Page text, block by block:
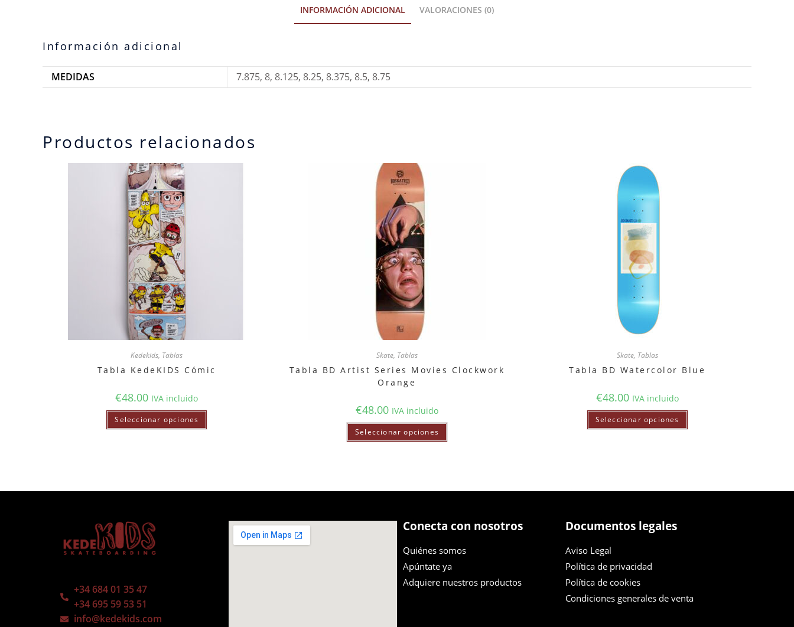
INFORMACIÓN ADICIONAL VALORACIONES (0)
Información adicional
MEDIDAS 7.875, 8, 8.125, 8.25, 8.375, 8.5, 8.75
Productos relacionados
Kedekids, Tablas
Tabla KedeKIDS Cómic
€48.00 IVA incluido
Seleccionar opciones
Skate, Tablas
Tabla BD Artist Series Movies Clockwork
Orange
€48.00 IVA incluido
Seleccionar opciones
Skate, Tablas
Tabla BD Watercolor Blue
€48.00 IVA incluido
Seleccionar opciones
+34 684 01 35 47
+34 695 59 53 51
info@kedekids.com
Conecta con nosotros
Quiénes somos
Apúntate ya
Adquiere nuestros productos
Documentos legales
Aviso Legal
Política de privacidad
Política de cookies
Condiciones generales de venta